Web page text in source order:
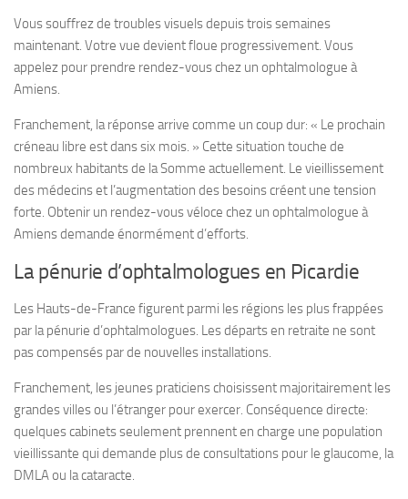
Vous souffrez de troubles visuels depuis trois semaines
maintenant. Votre vue devient floue progressivement. Vous
appelez pour prendre rendez-vous chez un ophtalmologue à
Amiens.
Franchement, la réponse arrive comme un coup dur: « Le prochain
créneau libre est dans six mois. » Cette situation touche de
nombreux habitants de la Somme actuellement. Le vieillissement
des médecins et l’augmentation des besoins créent une tension
forte. Obtenir un rendez-vous véloce chez un ophtalmologue à
Amiens demande énormément d’efforts.
La pénurie d’ophtalmologues en Picardie
Les Hauts-de-France figurent parmi les régions les plus frappées
par la pénurie d’ophtalmologues. Les départs en retraite ne sont
pas compensés par de nouvelles installations.
Franchement, les jeunes praticiens choisissent majoritairement les
grandes villes ou l’étranger pour exercer. Conséquence directe:
quelques cabinets seulement prennent en charge une population
vieillissante qui demande plus de consultations pour le glaucome, la
DMLA ou la cataracte.